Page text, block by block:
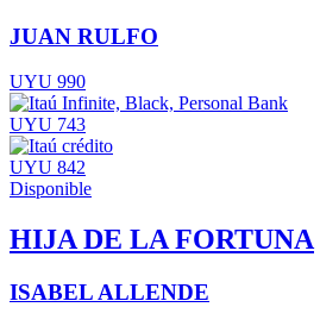
JUAN RULFO
UYU 990
UYU 743
UYU 842
Disponible
HIJA DE LA FORTUNA
ISABEL ALLENDE